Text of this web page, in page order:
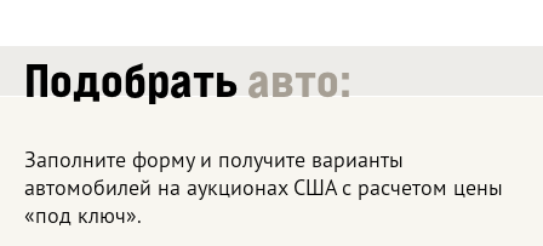
Подобратьавто:
Заполните форму и получите варианты
автомобилей на аукционах США с расчетом цены
«под ключ».